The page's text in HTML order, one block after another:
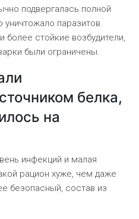
подвергалась полной
уничтожало паразитов.
стойкие возбудители,
были ограничены.
белка,
на
инфекций и малая
рацион хуже, чем даже
безопасный, состав из